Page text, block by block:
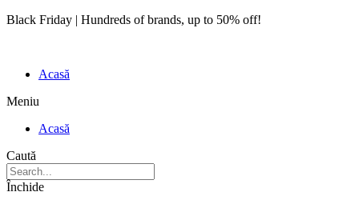
Black Friday | Hundreds of brands, up to 50% off!
Acasă
Meniu
Acasă
Caută
Închide